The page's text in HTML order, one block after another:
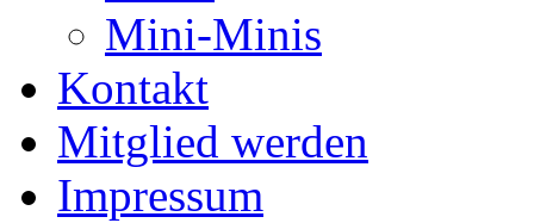
Mini-Minis
Kontakt
Mitglied werden
Impressum